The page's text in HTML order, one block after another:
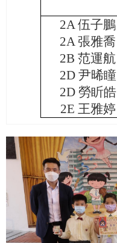
2A伍子鵬
2A張雅喬
2B 范運航
2D 尹晞瞳
2D 勞盺皓
2E 王雅婷